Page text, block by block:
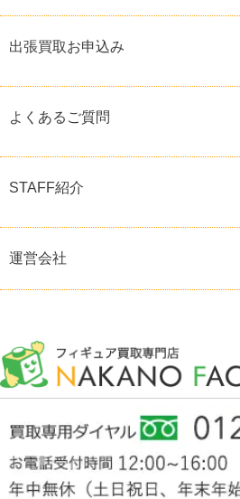
出張買取お申込み
よくあるご質問
STAFF紹介
運営会社